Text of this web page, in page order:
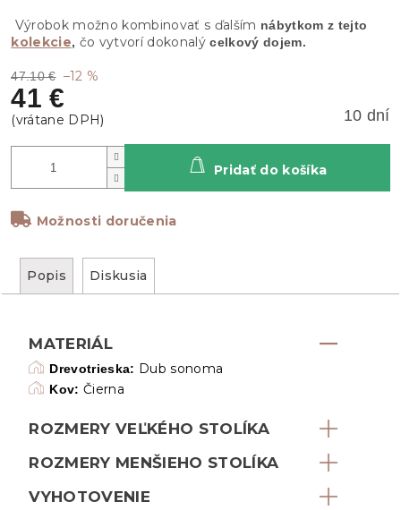
47.10 € –12 %
41 €
10 dní
Možnosti doručenia
Pridať do košíka
Výrobok možno kombinovať s ďalším nábytkom z tejto
kolekcie, čo vytvorí dokonalýcelkový dojem.
Popis Diskusia
MATERIÁL
Drevotrieska: Dub sonoma
Kov: Čierna
ROZMERY VEĽKÉHO STOLÍKA
ROZMERY MENŠIEHO STOLÍKA
VYHOTOVENIE